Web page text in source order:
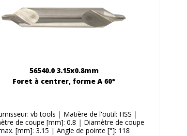
56540.0 3.15x0.8mm
Foret à centrer, forme A 60°
vb tools | Matière de l'outil: HSS |
de coupe [mm]: 0.8 | Diamètre de coupe
[mm]: 3.15 | Angle de pointe [°]: 118